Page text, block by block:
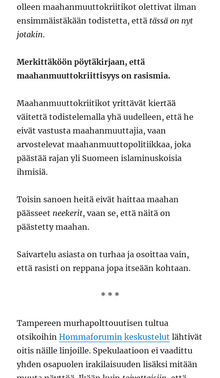
olleen maahanmuuttokriitikot olettivat ilman
ensimmäistäkään todistetta, että tässä on nyt
jotakin.
Merkittäköön pöytäkirjaan, että
maahanmuuttokriittisyys on rasismia.
Maahanmuuttokriitikot yrittävät kiertää
väitettä todistelemalla yhä uudelleen, että he
eivät vastusta maahanmuuttajia, vaan
arvostelevat maahanmuuttopolitiikkaa, joka
päästää rajan yli Suomeen islaminuskoisia
ihmisiä.
Toisin sanoen heitä eivät haittaa maahan
päässeet neekerit, vaan se, että näitä on
päästetty maahan.
Saivartelu asiasta on turhaa ja osoittaa vain,
että rasisti on reppana jopa itseään kohtaan.
* * *
Tampereen murhapolttouutisen tultua
otsikoihinHommaforumin keskustelut lähtivät
oitis näille linjoille. Spekulaatioon ei vaadittu
yhden osapuolen irakilaisuuden lisäksi mitään